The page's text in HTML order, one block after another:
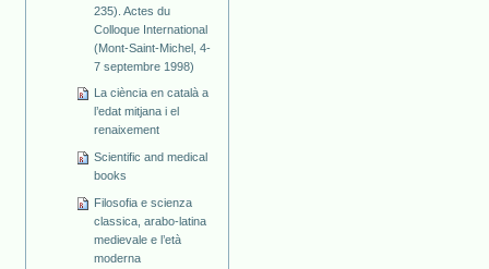
235). Actes du
Colloque International
(Mont-Saint-Michel, 4-
7 septembre 1998)
La ciència en català a
l’edat mitjana i el
renaixement
Scientific and medical
books
Filosofia e scienza
classica, arabo-latina
medievale e l’età
moderna